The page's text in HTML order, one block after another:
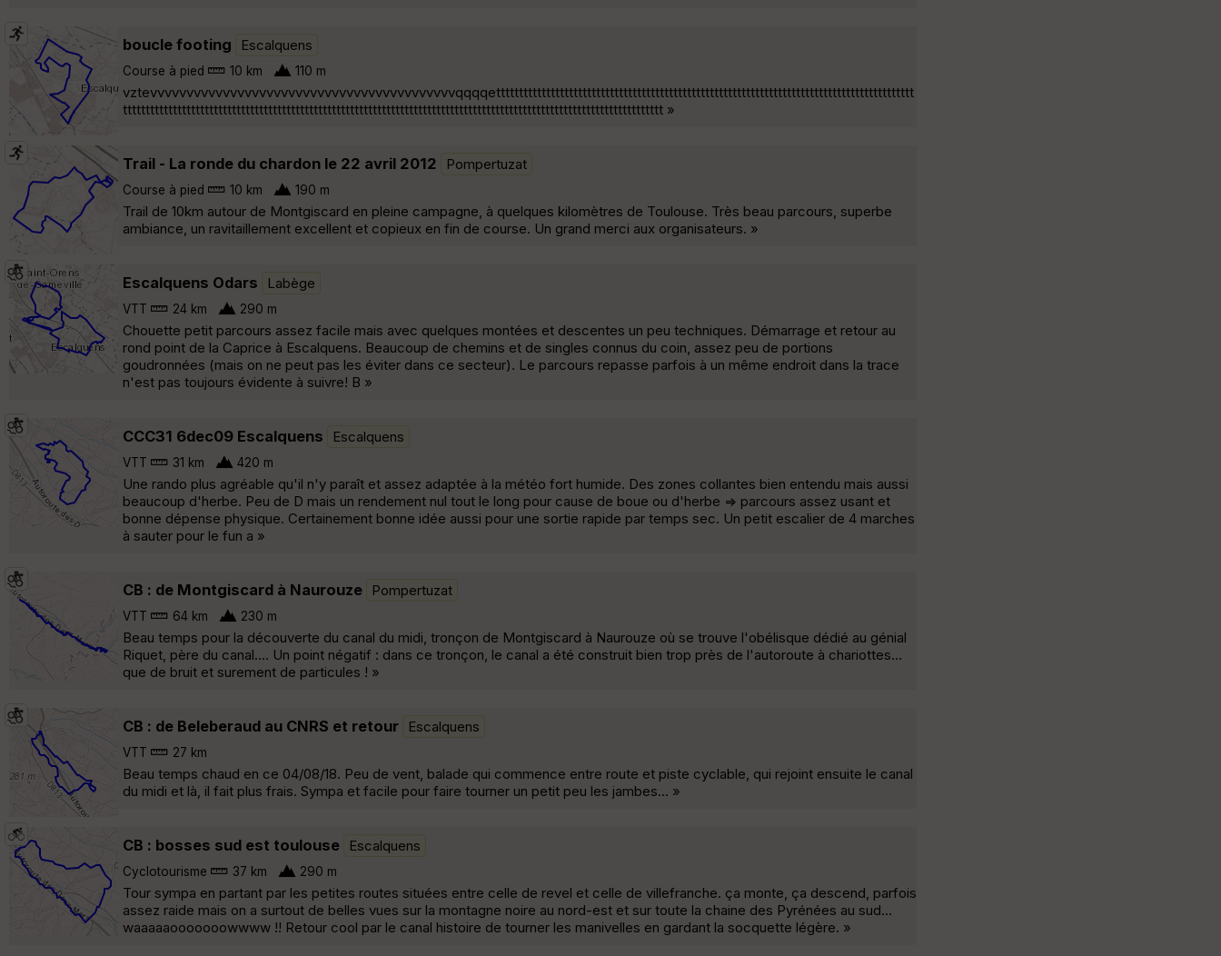
boucle footing Escalquens
Course à pied 10 km 110 m
vztevvvvvvvvvvvvvvvvvvvvvvvvvvvvvvvvvvvvvvvvvvqqqqetttttttttttttttttttttttttttttttttttttttttttttttttttttttttttttttttttttttttttttttttttttttttttt
ttttttttttttttttttttttttttttttttttttttttttttttttttttttttttttttttttttttttttttttttttttttttttttttttttttttttttttttttttttttt »
Trail - La ronde du chardon le 22 avril 2012 Pompertuzat
Course à pied 10 km 190 m
Trail de 10km autour de Montgiscard en pleine campagne, à quelques kilomètres de Toulouse. Très beau parcours, superbe
ambiance, un ravitaillement excellent et copieux en fin de course. Un grand merci aux organisateurs. »
Escalquens Odars Labège
VTT 24 km 290 m
Chouette petit parcours assez facile mais avec quelques montées et descentes un peu techniques. Démarrage et retour au
rond point de la Caprice à Escalquens. Beaucoup de chemins et de singles connus du coin, assez peu de portions
goudronnées (mais on ne peut pas les éviter dans ce secteur). Le parcours repasse parfois à un même endroit dans la trace
n'est pas toujours évidente à suivre! B »
CCC31 6dec09 Escalquens Escalquens
VTT 31 km 420 m
Une rando plus agréable qu'il n'y paraît et assez adaptée à la météo fort humide. Des zones collantes bien entendu mais aussi
beaucoup d'herbe. Peu de D mais un rendement nul tout le long pour cause de boue ou d'herbe => parcours assez usant et
bonne dépense physique. Certainement bonne idée aussi pour une sortie rapide par temps sec. Un petit escalier de 4 marches
à sauter pour le fun a »
CB : de Montgiscard à Naurouze Pompertuzat
VTT 64 km 230 m
Beau temps pour la découverte du canal du midi, tronçon de Montgiscard à Naurouze où se trouve l'obélisque dédié au génial
Riquet, père du canal.... Un point négatif : dans ce tronçon, le canal a été construit bien trop près de l'autoroute à chariottes...
que de bruit et surement de particules ! »
CB : de Beleberaud au CNRS et retour Escalquens
VTT 27 km
Beau temps chaud en ce 04/08/18. Peu de vent, balade qui commence entre route et piste cyclable, qui rejoint ensuite le canal
du midi et là, il fait plus frais. Sympa et facile pour faire tourner un petit peu les jambes... »
CB : bosses sud est toulouse Escalquens
Cyclotourisme 37 km 290 m
Tour sympa en partant par les petites routes situées entre celle de revel et celle de villefranche. ça monte, ça descend, parfois
assez raide mais on a surtout de belles vues sur la montagne noire au nord-est et sur toute la chaine des Pyrénées au sud...
waaaaaooooooowwww !! Retour cool par le canal histoire de tourner les manivelles en gardant la socquette légère. »